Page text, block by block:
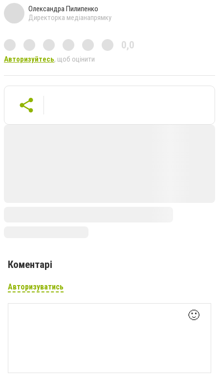
Олександра Пилипенко
Директорка медіанапрямку
0,0
Авторизуйтесь, щоб оцінити
Коментарі
Авторизуватись
🙂